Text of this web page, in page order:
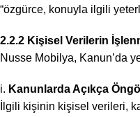
“özgürce, konuyla ilgili
2.2.2 Kişisel Verilerin
Nusse Mobilya, Kanun’da
i. Kanunlarda Açıkça
İlgili kişinin kişisel verileri,